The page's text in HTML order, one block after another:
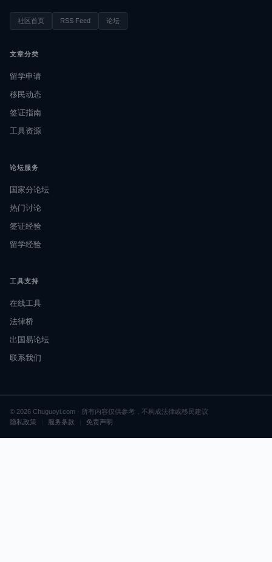
社区首页 RSS Feed 论坛
文章分类
留学申请
移民动态
签证指南
工具资源
论坛服务
国家分论坛
热门讨论
签证经验
留学经验
工具支持
在线工具
法律桥
出国易论坛
联系我们
© 2026 Chuguoyi.com · 所有内容仅供参考，不构成法律或移民建议
隐私政策
服务条款 免责声明